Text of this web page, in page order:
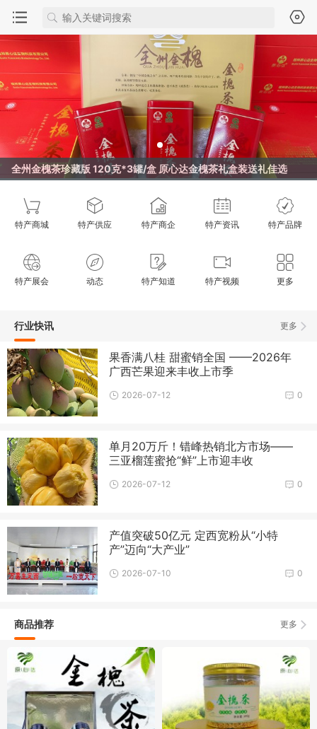
全州金槐茶珍藏版 120克*3罐/盒 原心达金槐茶礼盒装送礼佳选
特产商城 特产供应 特产商企 特产资讯 特产品牌
特产展会 动态 特产知道 特产视频 更多
更多
行业快讯
果香满八桂 甜蜜销全国 ——2026年
广西芒果迎来丰收上市季
0
2026-07-12
单月20万斤！错峰热销北方市场——
三亚榴莲蜜抢“鲜”上市迎丰收
0
2026-07-12
产值突破50亿元 定西宽粉从“小特
产”迈向“大产业”
0
2026-07-10
更多
商品推荐